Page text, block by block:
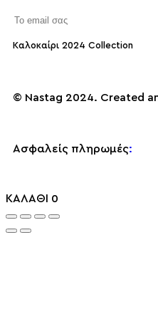
Lolina
Smile
Γυναικεία Shorts –
Καλοκαίρι 2024 Collection
© Nastag 2024. Created
Ασφαλείς πληρωμές:
ΚΑΛΑΘΙ 0